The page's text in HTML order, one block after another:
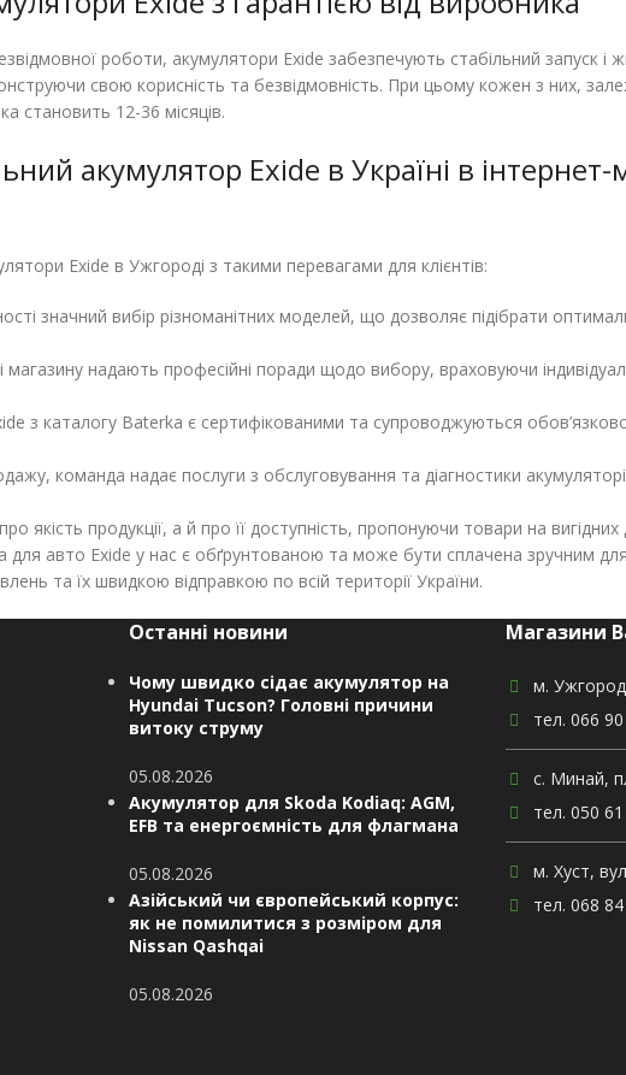
роботи, акумулятори Exide забезпечують стабільний запуск і
свою корисність та безвідмовність. При цьому кожен з них,
становить 12-36 місяців.
акумулятор Exide в Україні в інтернет-
Exide в Ужгороді з такими перевагами для клієнтів:
значний вибір різноманітних моделей, що дозволяє підібрати
магазину надають професійні поради щодо вибору, враховуючи
з каталогу Baterka є сертифікованими та супроводжуються
команда надає послуги з обслуговування та діагностики
якість продукції, а й про її доступність, пропонуючи товари на вигідних
для авто Exide у нас є обґрунтованою та може бути сплачена зручним
та їх швидкою відправкою по всій території України.
Останні новини
Чому швидко сідає акумулятор на
Hyundai Tucson? Головні причини
витоку струму
05.08.2026
Акумулятор для Skoda Kodiaq: AGM,
EFB та енергоємність для флагмана
05.08.2026
Азійський чи європейський корпус:
як не помилитися з розміром для
Nissan Qashqai
05.08.2026
Магазини
м.
тел. 066
с. Минай,
тел. 050
м. Хуст,
тел. 068